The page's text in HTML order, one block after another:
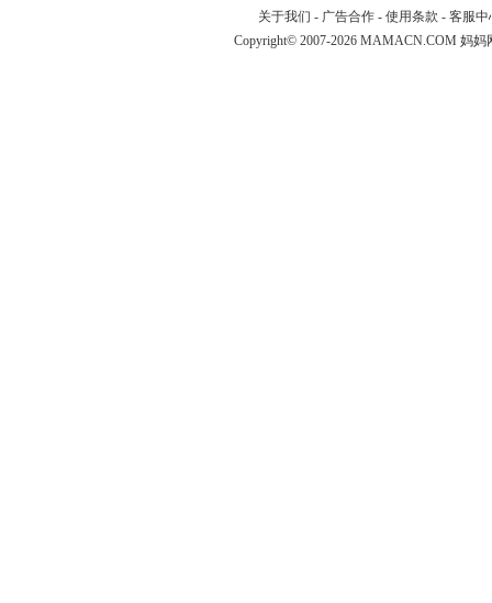
关于我们 - 广告合作 - 使用条款 - 客服中
Copyright© 2007-2026 MAMACN.COM 妈妈